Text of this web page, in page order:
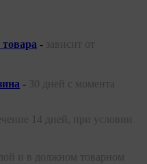
-
зависит от
- 30 дней с момента
14 дней, при условии
и в должном товарном